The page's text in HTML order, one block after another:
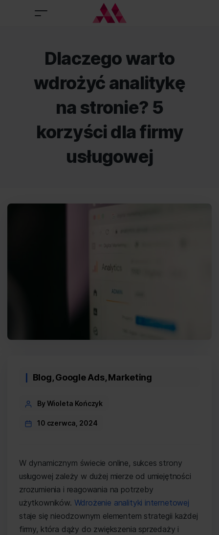
Dlaczego warto
wdrożyć analitykę
na stronie? 5
korzyści dla firmy
usługowej
Categories
Blog,Google Ads,Marketing
PostBy Wioleta Kończyk
10 czerwca, 2024
W dynamicznym świecie online, sukces strony
usługowej zależy w dużej mierze od umiejętności
zrozumienia i reagowania na potrzeby
użytkowników. Wdrożenie analityki internetowej
staje się nieodzownym elementem strategii każdej
firmy, która dąży do zwiększenia sprzedaży i